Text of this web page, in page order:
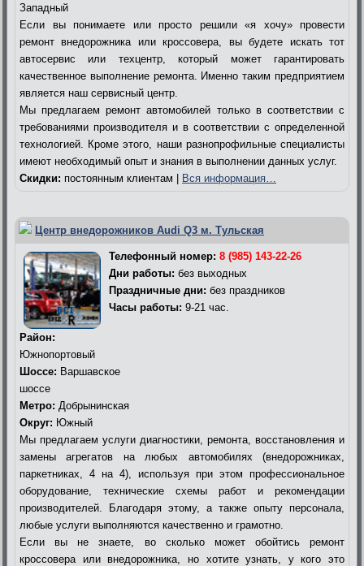
Западный
Если вы понимаете или просто решили «я хочу» провести
ремонт внедорожника или кроссовера, вы будете искать тот
автосервис или техцентр, который может гарантировать
качественное выполнение ремонта. Именно таким предприятием
является наш сервисный центр.
Мы предлагаем ремонт автомобилей только в соответствии с
требованиями производителя и в соответствии с определенной
технологией. Кроме этого, наши разнопрофильные специалисты
имеют необходимый опыт и знания в выполнении данных услуг.
Скидки: постоянным клиентам | Вся информация…
Центр внедорожников Audi Q3 м. Тульская
Телефонный номер: 8 (985) 143-22-26
Дни работы: без выходных
Праздничные дни: без праздников
Часы работы: 9-21 час.
Район:
Южнопортовый
Шоссе: Варшавское
шоссе
Метро: Добрынинская
Округ: Южный
Мы предлагаем услуги диагностики, ремонта, восстановления и
замены агрегатов на любых автомобилях (внедорожниках,
паркетниках, 4 на 4), используя при этом профессиональное
оборудование, технические схемы работ и рекомендации
производителей. Благодаря этому, а также опыту персонала,
любые услуги выполняются качественно и грамотно.
Если вы не знаете, во сколько может обойтись ремонт
кроссовера или внедорожника, но хотите узнать, у кого это